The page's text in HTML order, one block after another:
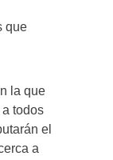
que
la que
todos
el
a